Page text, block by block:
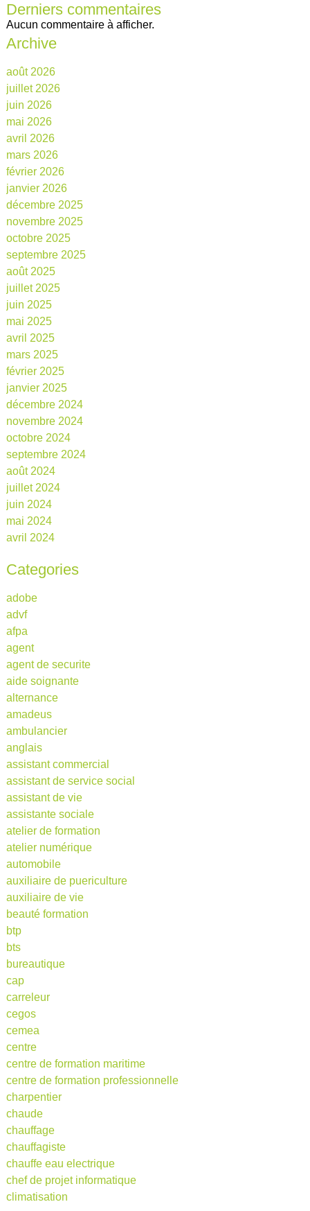
Derniers commentaires
Aucun commentaire à afficher.
Archive
août 2026
juillet 2026
juin 2026
mai 2026
avril 2026
mars 2026
février 2026
janvier 2026
décembre 2025
novembre 2025
octobre 2025
septembre 2025
août 2025
juillet 2025
juin 2025
mai 2025
avril 2025
mars 2025
février 2025
janvier 2025
décembre 2024
novembre 2024
octobre 2024
septembre 2024
août 2024
juillet 2024
juin 2024
mai 2024
avril 2024
Categories
adobe
advf
afpa
agent
agent de securite
aide soignante
alternance
amadeus
ambulancier
anglais
assistant commercial
assistant de service social
assistant de vie
assistante sociale
atelier de formation
atelier numérique
automobile
auxiliaire de puericulture
auxiliaire de vie
beauté formation
btp
bts
bureautique
cap
carreleur
cegos
cemea
centre
centre de formation maritime
centre de formation professionnelle
charpentier
chaude
chauffage
chauffagiste
chauffe eau electrique
chef de projet informatique
climatisation